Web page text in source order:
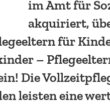
im Amt für
akqui­riert,
für
–
Die
leisten eine